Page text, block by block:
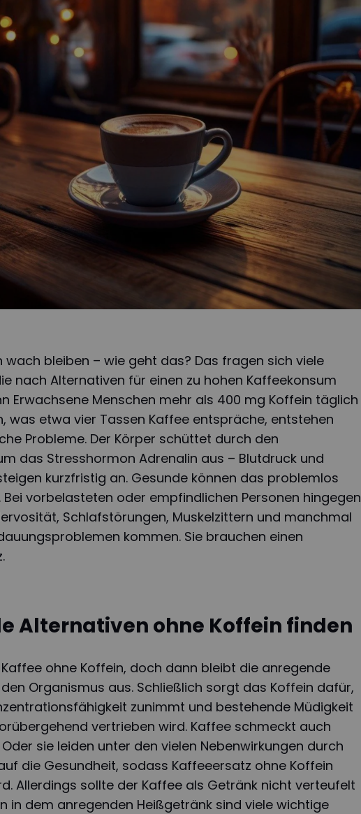
wach bleiben – wie geht das? Das fragen sich viele
nach Alternativen für einen zu hohen Kaffeekonsum
Erwachsene Menschen mehr als 400 mg Koffein täglich
was etwa vier Tassen Kaffee entspräche, entstehen
Probleme. Der Körper schüttet durch den
das Stresshormon Adrenalin aus – Blutdruck und
kurzfristig an. Gesunde können das problemlos
Bei vorbelasteten oder empfindlichen Personen hingegen
Schlafstörungen, Muskelzittern und manchmal
kommen. Sie brauchen einen
Alternativen ohne Koffein finden
ohne Koffein, doch dann bleibt die anregende
Organismus aus. Schließlich sorgt das Koffein dafür,
zunimmt und bestehende Müdigkeit
vertrieben wird. Kaffee schmeckt auch
sie leiden unter den vielen Nebenwirkungen durch
die Gesundheit, sodass Kaffeeersatz ohne Koffein
Allerdings sollte der Kaffee als Getränk nicht verteufelt
in dem anregenden Heißgetränk sind viele wichtige